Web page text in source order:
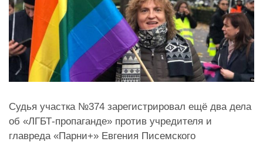
Судья участка №374 зарегистрировал ещё два дела
об «ЛГБТ-пропаганде» против учредителя и
главреда «Парни+» Евгения Писемского